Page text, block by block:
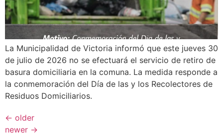
La Municipalidad de Victoria informó que este jueves 30
de julio de 2026 no se efectuará el servicio de retiro de
basura domiciliaria en la comuna. La medida responde a
la conmemoración del Día de las y los Recolectores de
Residuos Domiciliarios.
← older
newer →